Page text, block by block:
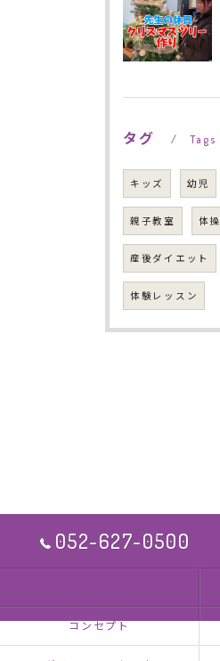
タグ Tags
キッズ 幼児
親子教室 体操
産後ダイエット
体験レッスン
052-627-0500
コンセプト